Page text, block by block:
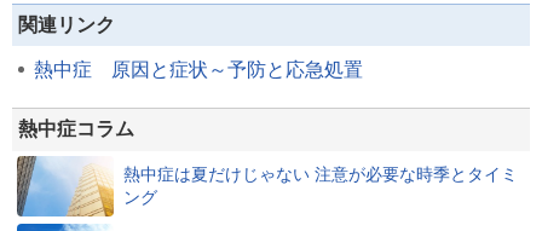
関連リンク
熱中症 原因と症状～予防と応急処置
熱中症コラム
熱中症は夏だけじゃない 注意が必要な時季とタイミ
ング